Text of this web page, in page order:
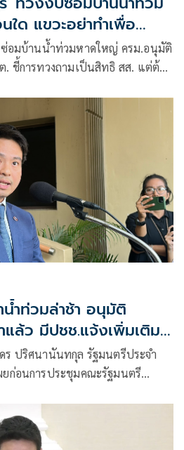
ด แขวะอย่าทำเพื่อ
มือง
ซ่อมบ้านน้ำท่วมหาดใหญ่ ครม.อนุมัติ
ชี้การทวงถามเป็นสิทธิ สส. แต่ต้อง
ำท่วมล่าช้า อนุมัติ
ล้ว มีปชช.แจ้งเพิ่มเติม
ดตก
ร ปริศนานันทกุล รัฐมนตรีประจำ
ก่อนการประชุมคณะรัฐมนตรี